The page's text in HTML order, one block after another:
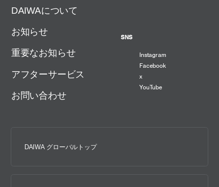
DAIWAについて
お知らせ
重要なお知らせ
アフターサービス
お問い合わせ
SNS
Instagram
Facebook
x
YouTube
DAIWA グローバルトップ